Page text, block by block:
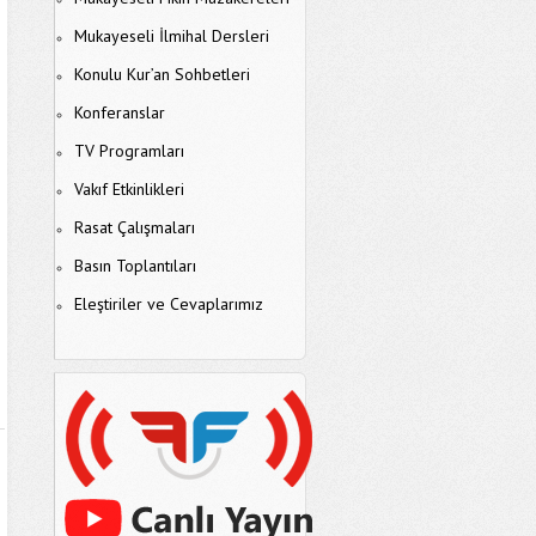
Mukayeseli İlmihal Dersleri
Konulu Kur’an Sohbetleri
Konferanslar
TV Programları
Vakıf Etkinlikleri
Rasat Çalışmaları
Basın Toplantıları
Eleştiriler ve Cevaplarımız